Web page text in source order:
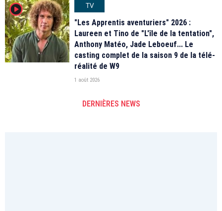
player2
TV
"Les Apprentis aventuriers" 2026 :
Laureen et Tino de "L'île de la tentation",
Anthony Matéo, Jade Leboeuf... Le
casting complet de la saison 9 de la télé-
réalité de W9
1 août 2026
DERNIÈRES NEWS